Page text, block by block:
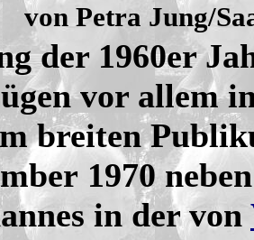
von Petra Jung/
der 1960er
vor allem
breiten
1970
in der von